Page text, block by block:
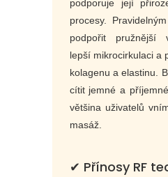
podporuje její
procesy.
podpořit pružnější
lepší mikrocirkulaci a
kolagenu a elastinu.
cítit jemné a
většina uživatelů
masáž.
✔ Přínosy RF